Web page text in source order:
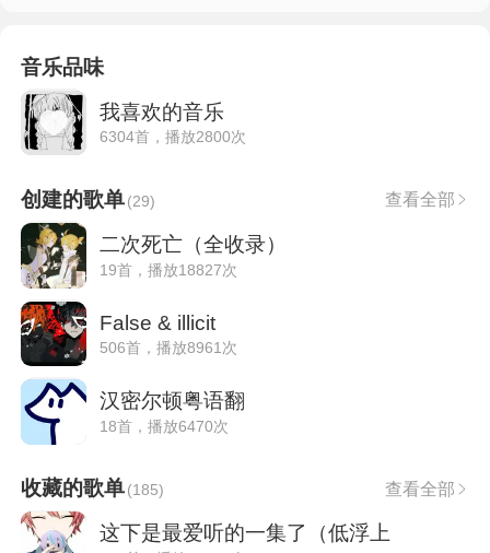
音乐品味
我喜欢的音乐
6304首，播放2800次
创建的歌单(29) 查看全部
二次死亡（全收录）
19首，播放18827次
False & illicit
506首，播放8961次
汉密尔顿粤语翻
18首，播放6470次
收藏的歌单(185) 查看全部
这下是最爱听的一集了（低浮上